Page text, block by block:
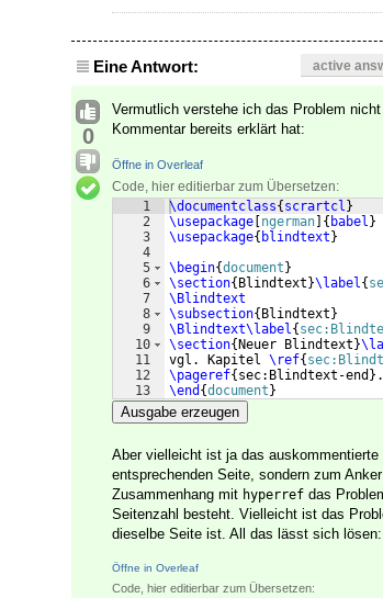
Eine Antwort: active
0
Vermutlich verstehe ich das Problem
Kommentar bereits erklärt hat:
Öffne in Overleaf
Code, hier editierbar zum Übersetzen:
1
2
3
4
5
6
7
8
9
10
11
12
13
\documentclass{ scrartcl }
\usepackage ngerman { babel }
\usepackage{ blindtext }
\begin{document }
\section{ Blindtext }\label{
\Blindtext
\subsection{ Blindtext }
\Blindtext\label{
\section{ Neuer Blindtext }
vgl. Kapitel \ref{
\pageref{ sec:Blindtext-end } .
\end {document }
Ausgabe erzeugen
Aber vielleicht ist ja das auskommentierte
entsprechenden Seite, sondern zum
Zusammenhang mit hyperref das
Seitenzahl besteht. Vielleicht ist das
dieselbe Seite ist. All das lässt sich lösen:
Öffne in Overleaf
Code, hier editierbar zum Übersetzen: